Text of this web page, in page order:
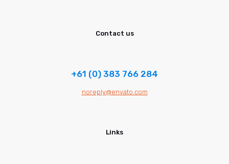
Contact us
+61 (0) 383 766 284
noreply@envato.com
Links